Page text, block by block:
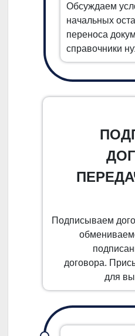
Обсуждаем
начальных
переноса
справочники
Подписываем
договора.
для